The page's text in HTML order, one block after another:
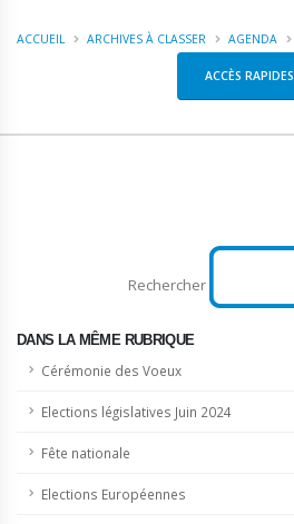
ACCUEIL ARCHIVES À CLASSER AGENDA
ACCÈS RAPIDES
Rechercher
DANS LA MÊME RUBRIQUE
Cérémonie des Voeux
Elections législatives Juin 2024
Fête nationale
Elections Européennes